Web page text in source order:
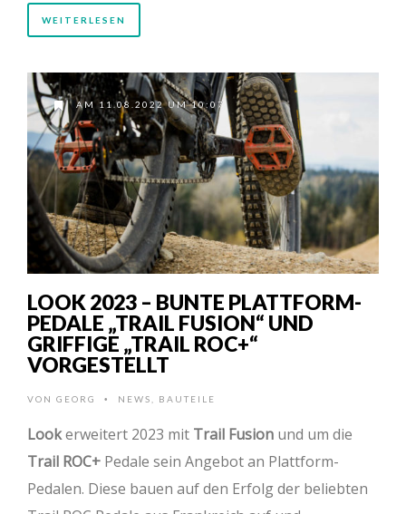
WEITERLESEN
AM 11.08.2022 UM 10:07
LOOK 2023 – BUNTE PLATTFORM-
PEDALE „TRAIL FUSION“ UND
GRIFFIGE „TRAIL ROC+“
VORGESTELLT
VON GEORG • NEWS BAUTEILE
Lookerweitert 2023 mit Trail Fusion und um die
Trail ROC+ Pedale sein Angebot an Plattform-
Pedalen. Diese bauen auf den Erfolg der beliebten